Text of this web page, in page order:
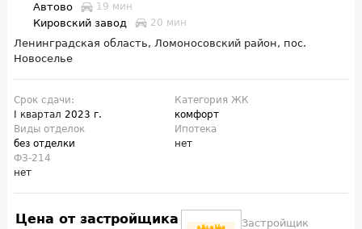
Автово 19 мин
Кировский завод 20 мин
Ленинградская область, Ломоносовский район, пос.
Новоселье
Срок сдачи:
I квартал 2023 г.
Категория ЖК
комфорт
Виды отделок
без отделки
Ипотека
нет
ФЗ-214
нет
Цена от застройщика Застройщик